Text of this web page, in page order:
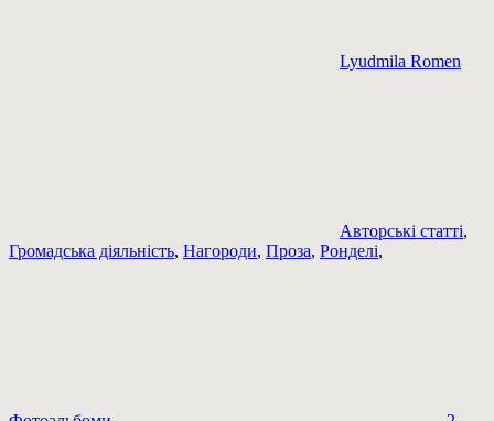
Lyudmila Romen
Авторські статті,
Громадська діяльність, Нагороди, Проза, Ронделі,